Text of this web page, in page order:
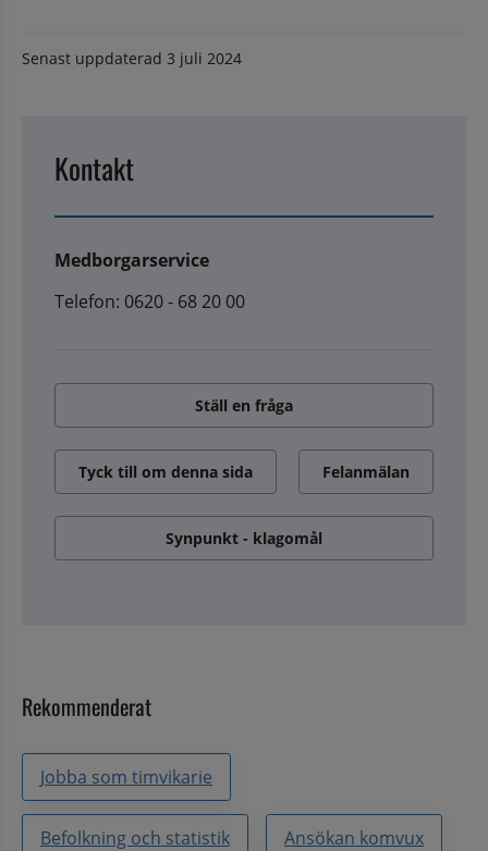
Senast uppdaterad 3 juli 2024
Kontakt
Medborgarservice
Telefon: 0620 - 68 20 00
Ställ en fråga
Tyck till om denna sida Felanmälan
Synpunkt - klagomål
Rekommenderat
Jobba som timvikarie
Befolkning och statistik Ansökan komvux